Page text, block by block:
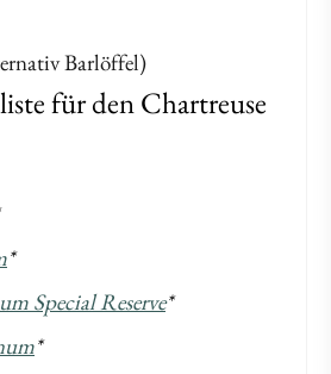
Barlöffel)
für den Chartreuse
*
Special Reserve*
*